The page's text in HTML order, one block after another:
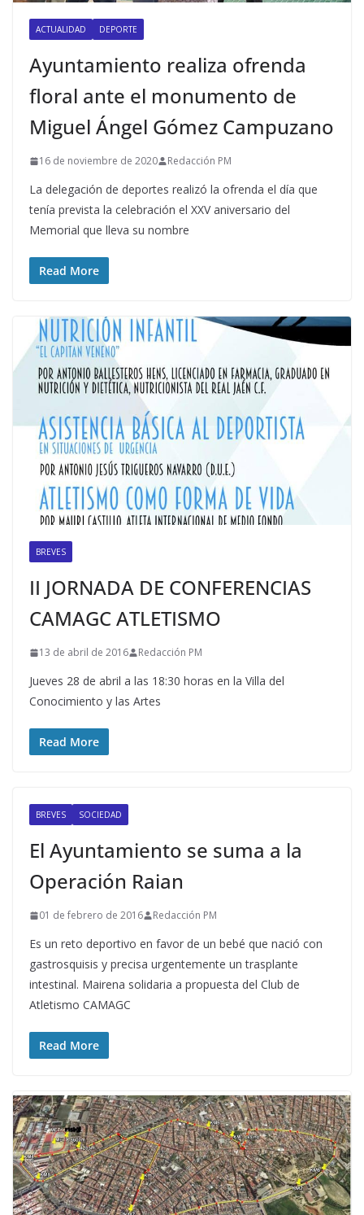
ACTUALIDAD DEPORTE
Ayuntamiento realiza ofrenda
floral ante el monumento de
Miguel Ángel Gómez Campuzano
16 de noviembre de 2020 Redacción PM
La delegación de deportes realizó la ofrenda el día que
tenía prevista la celebración el XXV aniversario del
Memorial que lleva su nombre
Read More
BREVES
II JORNADA DE CONFERENCIAS
CAMAGC ATLETISMO
13 de abril de 2016 Redacción PM
Jueves 28 de abril a las 18:30 horas en la Villa del
Conocimiento y las Artes
Read More
BREVES SOCIEDAD
El Ayuntamiento se suma a la
Operación Raian
01 de febrero de 2016 Redacción PM
Es un reto deportivo en favor de un bebé que nació con
gastrosquisis y precisa urgentemente un trasplante
intestinal. Mairena solidaria a propuesta del Club de
Atletismo CAMAGC
Read More